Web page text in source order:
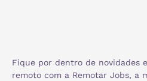
Fique por dentro de novidades
remoto com a Remotar Jobs, a